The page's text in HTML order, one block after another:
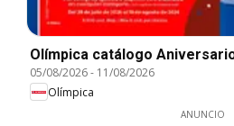
Olímpica catálogo
05/08/2026- 11/08/2026
Olímpica
ANUNCIO